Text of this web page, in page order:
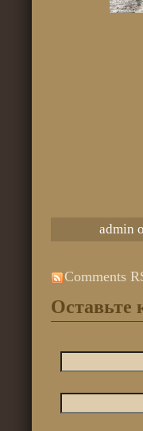
admin
Comments
Оставьте